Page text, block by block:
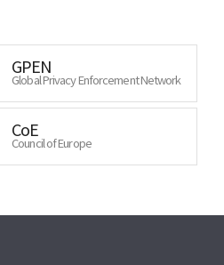
GPEN
Global Privacy Enforcement Network
CoE
Council of Europe